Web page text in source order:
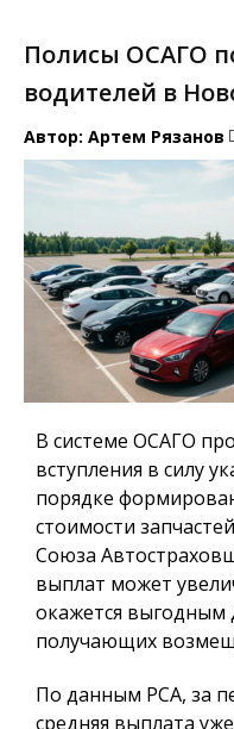
Полисы ОСАГО
водителей в
Автор: Артем Рязанов
В системе ОСАГО
вступления в силу
порядке
стоимости
Союза
выплат может
окажется выгодным
получающих
По данным РСА, за
средняя выплата